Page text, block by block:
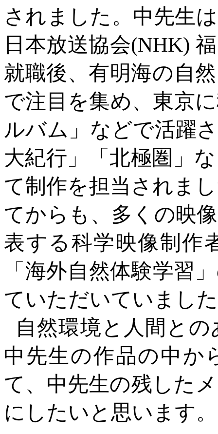
されました。中先生
日本放送協会(NHK)
就職後、有明海の自
で注目を集め、東京
ルバム」などで活躍
大紀行」「北極圏」
て制作を担当されま
てからも、多くの映
表する科学映像制作
「海外自然体験学習
ていただいていまし
自然環境と人間と
中先生の作品の中か
て、中先生の残した
にしたいと思います。